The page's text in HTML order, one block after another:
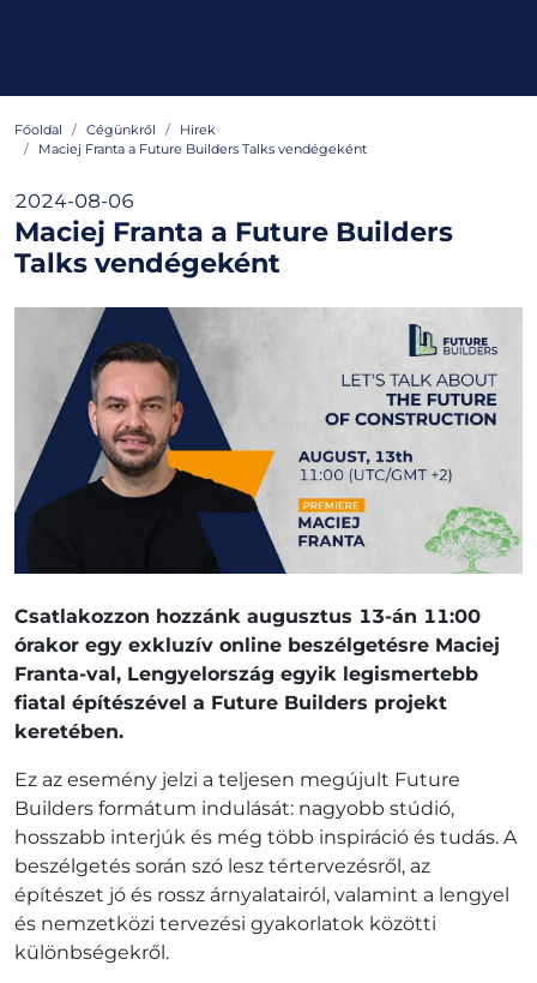
Főoldal Cégünkről
Hirek
Maciej Franta a Future Builders Talks vendégeként
2024-08-06
Maciej Franta a Future Builders
Talks vendégeként
Csatlakozzon hozzánk augusztus 13-án 11:00
órakor egy exkluzív online beszélgetésre Maciej
Franta-val, Lengyelország egyik legismertebb
fiatal építészével a Future Builders projekt
keretében.
Ez az esemény jelzi a teljesen megújult Future
Builders formátum indulását: nagyobb stúdió,
hosszabb interjúk és még több inspiráció és tudás. A
beszélgetés során szó lesz tértervezésről, az
építészet jó és rossz árnyalatairól, valamint a lengyel
és nemzetközi tervezési gyakorlatok közötti
különbségekről.